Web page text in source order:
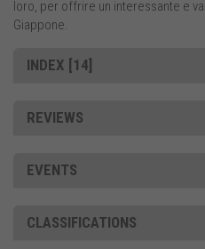
loro, per offrire un interessante e
Giappone.
INDEX [14]
REVIEWS
EVENTS
CLASSIFICATIONS